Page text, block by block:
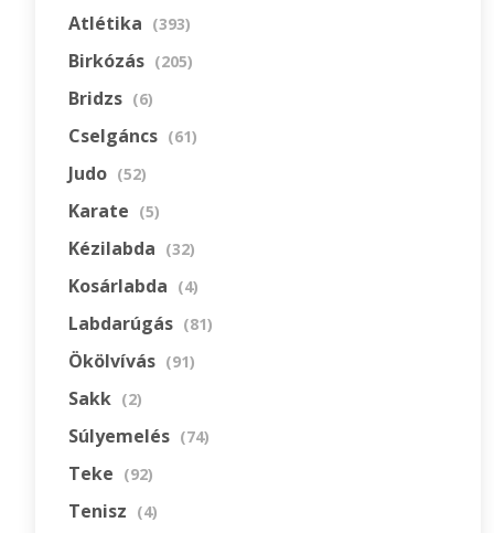
Atlétika (393)
Birkózás (205)
Bridzs (6)
Cselgáncs (61)
Judo (52)
Karate (5)
Kézilabda (32)
Kosárlabda (4)
Labdarúgás (81)
Ökölvívás (91)
Sakk (2)
Súlyemelés (74)
Teke (92)
Tenisz (4)